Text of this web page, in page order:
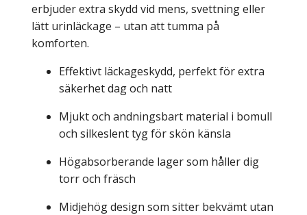
erbjuder extra skydd vid mens, svettning eller
lätt urinläckage – utan att tumma på
komforten.
Effektivt läckageskydd, perfekt för extra
säkerhet dag och natt
Mjukt och andningsbart material i bomull
och silkeslent tyg för skön känsla
Högabsorberande lager som håller dig
torr och fräsch
Midjehög design som sitter bekvämt utan